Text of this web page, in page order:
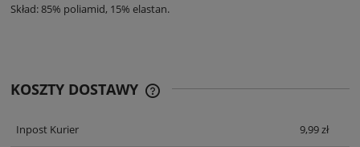
Skład: 85% poliamid, 15% elastan.
KOSZTY DOSTAWY
Inpost Kurier
9,99 zł